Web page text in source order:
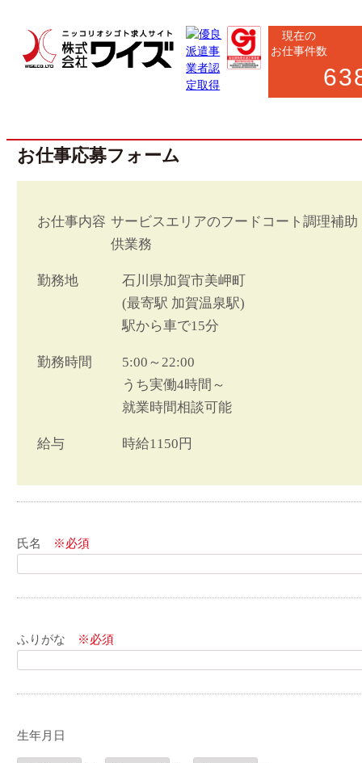
現在の
お仕事件数
お仕事応募フォーム
お仕事内容 サービスエリアのフードコート調理補助
供業務
勤務地
石川県加賀市美岬町
(最寄駅 加賀温泉駅)
駅から車で15分
勤務時間
5:00～22:00
うち実働4時間～
就業時間相談可能
給与 時給1150円
氏名 ※必須
ふりがな ※必須
生年月日